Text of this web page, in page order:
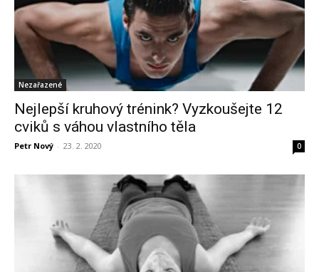
Nezařazené
Nejlepší kruhový trénink? Vyzkoušejte 12
cviků s váhou vlastního těla
Petr Nový - 23. 2. 2020 0